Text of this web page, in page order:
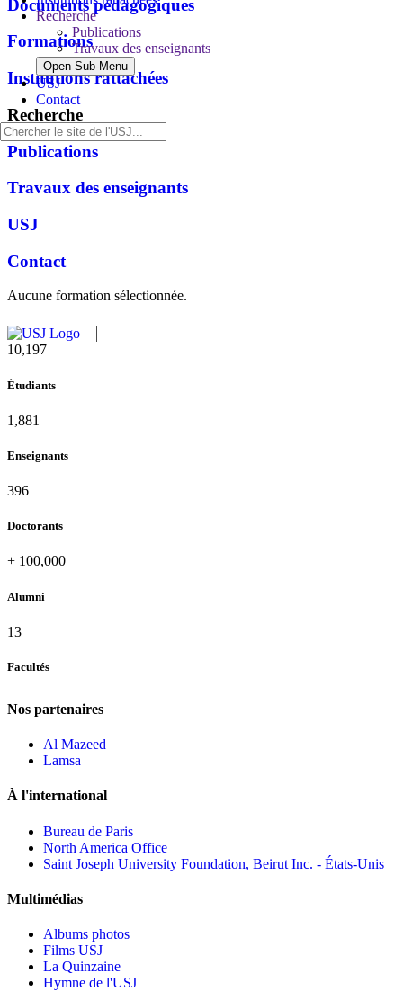
Recherche
Publications
Travaux des enseignants
Open Sub-Menu
USJ
Contact
Documents pédagogiques
Formations
Institutions rattachées
Recherche
Publications
Travaux des enseignants
USJ
Contact
Aucune formation sélectionnée.
10,815
Étudiants
1,995
Enseignants
420
Doctorants
+ 100,000
Alumni
13
Facultés
Nos partenaires
Al Mazeed
Lamsa
À l'international
Bureau de Paris
North America Office
Saint Joseph University Foundation, Beirut Inc. - États-Unis
Multimédias
Albums photos
Films USJ
La Quinzaine
Hymne de l'USJ